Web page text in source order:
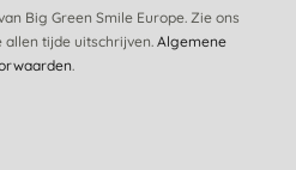
Big Green Smile Europe. Zie ons
allen tijde uitschrijven.Algemene
.